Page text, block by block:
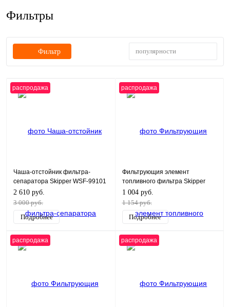
Фильтры
Фильтр популярности
распродажа
Чаша-отстойник фильтра-
сепаратора Skipper WSF-99101
чаша-отстойник
2 610 руб.
3 000 руб.
Подробнее
распродажа
Фильтрующия элемент
топливного фильтра Skipper
для Yamaha F200-250
1 004 руб.
1 154 руб.
Подробнее
распродажа распродажа